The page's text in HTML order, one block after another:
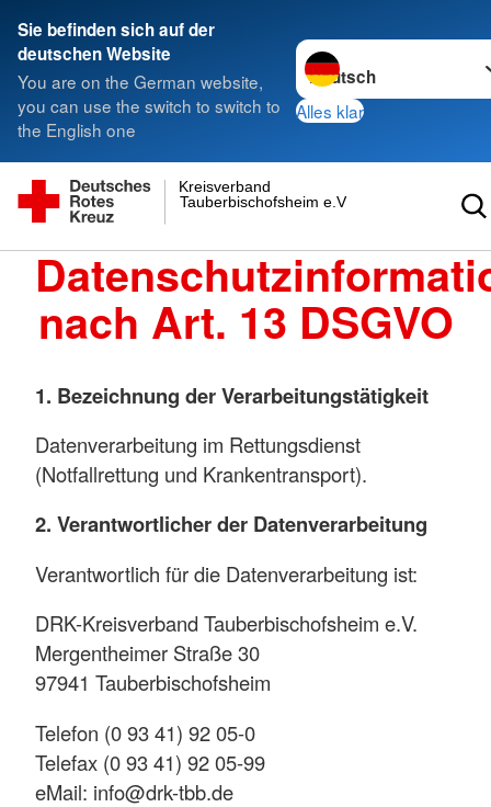
Sie befinden sich auf der
deutschen Website
You are on the German website,
you can use the switch to switch to
the English one
Sprache wechseln zu
Alles klar
Tauberbischofsheim e.V.
Kreisverband
nach Art. 13 DSGVO
1. Bezeichnung der Verarbeitungstätigkeit
Datenverarbeitung im Rettungsdienst
(Notfallrettung und Krankentransport).
2. Verantwortlicher der Datenverarbeitung
Verantwortlich für die Datenverarbeitung ist:
DRK-Kreisverband Tauberbischofsheim e.V.
Mergentheimer Straße 30
97941 Tauberbischofsheim
Telefon (0 93 41) 92 05-0
Telefax (0 93 41) 92 05-99
eMail: info@drk-tbb.de